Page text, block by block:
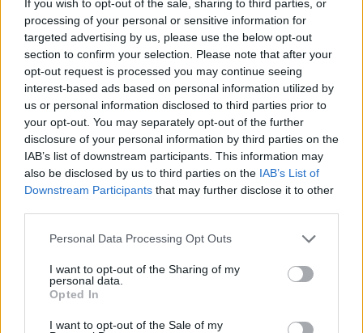
If you wish to opt-out of the sale, sharing to third parties, or
processing of your personal or sensitive information for
targeted advertising by us, please use the below opt-out
section to confirm your selection. Please note that after your
opt-out request is processed you may continue seeing
interest-based ads based on personal information utilized by
us or personal information disclosed to third parties prior to
your opt-out. You may separately opt-out of the further
disclosure of your personal information by third parties on the
IAB’s list of downstream participants. This information may
also be disclosed by us to third parties on the IAB’s List of
Downstream Participants that may further disclose it to other
Personal Data Processing Opt Outs
I want to opt-out of the Sharing of my
personal data.
Opted In
I want to opt-out of the Sale of my
ΣΧΕΤΙΚΆ TAGS
Ορειβατικός Σύλλογος Αγίου Νικολάου
Φαράγγι
Λασίθι
Γίνε ο ρεπόρτερ του CRETALIVE
ΣΤΕΊΛΕ ΤΗΝ ΕΊΔΗΣΗ
Ροή ειδήσεων Δημοφιλή
Σκέψεις για απευθείας αεροπορική σύνδεση του